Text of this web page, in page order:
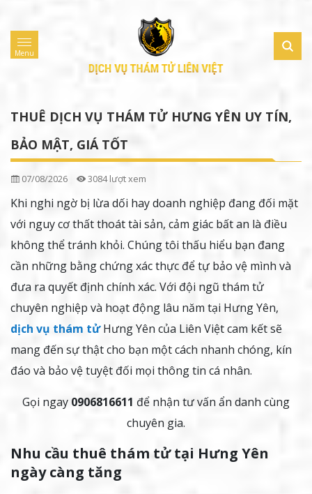
Menu
THUÊ DỊCH VỤ THÁM TỬ HƯNG YÊN UY TÍN,
BẢO MẬT, GIÁ TỐT
07/08/2026 3084 lượt xem
Khi nghi ngờ bị lừa dối hay doanh nghiệp đang đối mặt
với nguy cơ thất thoát tài sản, cảm giác bất an là điều
không thể tránh khỏi. Chúng tôi thấu hiểu bạn đang
cần những bằng chứng xác thực để tự bảo vệ mình và
đưa ra quyết định chính xác. Với đội ngũ thám tử
chuyên nghiệp và hoạt động lâu năm tại Hưng Yên,
dịch vụ thám tửHưng Yên của Liên Việt cam kết sẽ
mang đến sự thật cho bạn một cách nhanh chóng, kín
đáo và bảo vệ tuyệt đối mọi thông tin cá nhân.
Gọi ngay 0906816611 để nhận tư vấn ẩn danh cùng
chuyên gia.
Nhu cầu thuê thám tử tại Hưng Yên
ngày càng tăng